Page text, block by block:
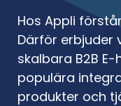
Hos Appli
Därför erbjuder
skalbara B2B
populära
produkter och